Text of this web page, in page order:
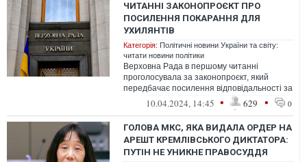
ЧИТАННІ ЗАКОНОПРОЄКТ ПРО
ПОСИЛЕННЯ ПОКАРАННЯ ДЛЯ
УХИЛЯНТІВ
Категорія: Політичні новини України та світу:
читати новини політики
Верховна Рада в першому читанні
проголосувала за законопроєкт, який
передбачає посилення відповідальності за
порушення по мобілізації.
10.04.2024, 14:45 • 629 • 0
ГОЛОВА МКС, ЯКА ВИДАЛА ОРДЕР НА
АРЕШТ КРЕМЛІВСЬКОГО ДИКТАТОРА:
ПУТІН НЕ УНИКНЕ ПРАВОСУДДЯ